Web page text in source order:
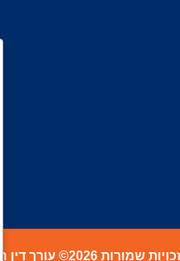
עורך דין הגירה | עורך דין גבריאל בנטוב במשרד הפנים